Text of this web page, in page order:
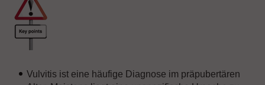
Vulvitis ist eine häufige Diagnose im präpubertären